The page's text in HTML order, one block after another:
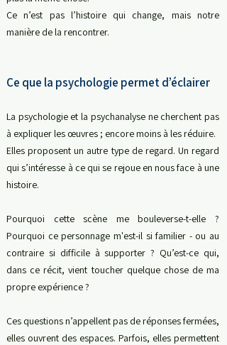
Ce n’est pas l’histoire qui change, maisnotre
manière de la rencontrer.
Ce que la psychologie permet d’éclairer
La psychologie et la psychanalyse ne cherchent pas
à expliquer les œuvres ; encore moins à les réduire.
Elles proposent un autre type de regard. Un regard
qui s’intéresse à ce qui se rejoue en nous face à une
histoire.
Pourquoi cette scène me bouleverse-t-elle ?
Pourquoi ce personnage m'est-il si familier - ou au
contraire si difficile à supporter ? Qu’est-ce qui,
dans ce récit, vient toucher quelque chose de ma
propre expérience ?
Ces questions n’appellent pas de réponses fermées,
elles ouvrent des espaces. Parfois, elles permettent